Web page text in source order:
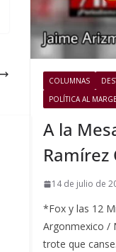
COLUMNAS
POLÍTICA AL
A la
Ramírez
14 de julio de
*Fox y las 12
Argonmexico /
trote que